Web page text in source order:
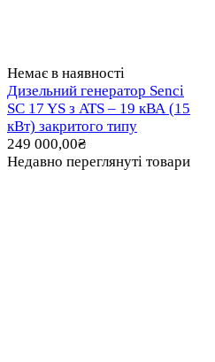
Немає в наявності
Дизельний генератор Senci
SC 17 YS з ATS – 19 кВА (15
кВт) закритого типу
249 000,00₴
Недавно переглянуті товари